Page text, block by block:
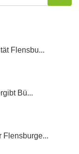
Flensbu...
Bü...
Flensburge...